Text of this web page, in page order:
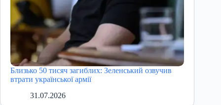
Близько 50 тисяч загиблих: Зеленський озвучив
втрати української армії
31.07.2026